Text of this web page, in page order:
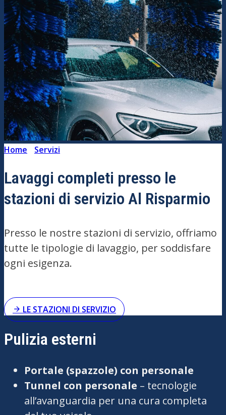
Home Servizi
Lavaggi completi presso le
stazioni di servizio Al Risparmio
Presso le nostre stazioni di servizio, offriamo
tutte le tipologie di lavaggio, per soddisfare
ogni esigenza.
LE STAZIONI DI SERVIZIO
Pulizia esterni
Portale (spazzole) con personale
Tunnel con personale – tecnologie
all’avanguardia per una cura completa